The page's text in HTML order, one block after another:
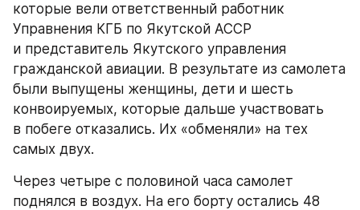
которые вели ответственный работник
Управнения КГБ по Якутской АССР
и представитель Якутского управления
гражданской авиации. В результате из самолета
были выпущены женщины, дети и шесть
конвоируемых, которые дальше участвовать
в побеге отказались. Их «обменяли» на тех
самых двух.
Через четыре с половиной часа самолет
поднялся в воздух. На его борту остались 48